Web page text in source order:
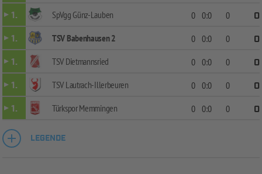
1. SpVgg Günz-Lauben 0 0:0 0
0
1.
TSV Babenhausen 2 0 0:0 0
0
1.
TSV Dietmannsried 0 0:0 0
0
1.
TSV Lautrach-Illerbeuren 0 0:0 0
0
1.
Türkspor Memmingen 0 0:0 0 0
LEGENDE